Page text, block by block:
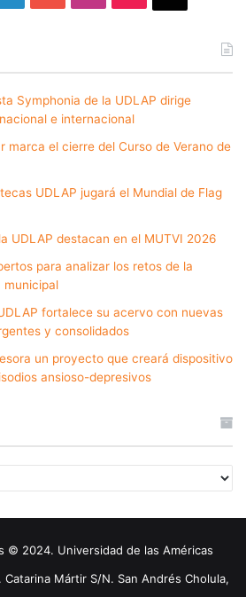
Symphonia de la UDLAP dirige
e internacional
marca el cierre del Curso de Verano de
UDLAP jugará el Mundial de Flag
UDLAP destacan en el MUTVI 2026
para analizar los retos de la
municipal
fortalece su acervo con nuevas
y consolidados
un proyecto que creará dispositivo
ansioso-depresivos
© 2024. Universidad de las Américas
Catarina Mártir S/N. San Andrés Cholula,